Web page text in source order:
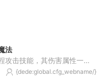
法
灵魂火符作为道士职业的标志性远程攻击技能，其伤害属性一直是玩家探讨的焦点。根据游戏机制和玩家实践验证，灵魂火符属于魔法伤害类型，这意味着它在攻击时会受到目标魔御属
{dede:global.cfg_webname/}